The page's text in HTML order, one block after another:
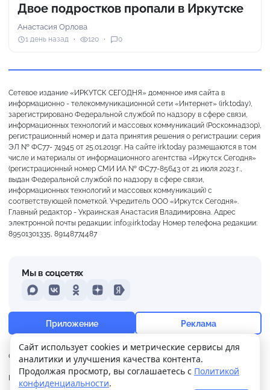
+17° Ощущается как +17
21 м/с 759 мм 74%
Двое подростков пропали в Иркутске
Анастасия Орлова
1 день назад 120 0
Сетевое издание «ИРКУТСК СЕГОДНЯ» доменное имя сайта в
информационно - телекоммуникационной сети «Интернет» (irk.today),
зарегистрировано Федеральной службой по надзору в сфере связи,
информационных технологий и массовых коммуникаций (Роскомнадзор),
регистрационный номер и дата принятия решения о регистрации: серия
ЭЛ № ФС77- 74945 от 25.01.2019г. На сайте irk.today размещаются в том
числе и материалы от информационного агентства «Иркутск Сегодня»
(регистрационный номер СМИ ИА № ФС77-85643 от 21 июля 2023 г.,
выдан Федеральной службой по надзору в сфере связи,
информационных технологий и массовых коммуникаций) с
соответствующей пометкой. Учредитель ООО «Иркутск Сегодня».
Главный редактор - Украинская Анастасия Владимировна. Адрес
электронной почты редакции: info@irk.today Номер телефона редакции:
89501301335, 89148774487
О нас Контакты Прислать новость
Реклама
Политика
конфиденциальности
Мы в соцсетях
MAXVKontakteOdnoklassniki
DzenYandex
Приложение Реклама
Сайт использует cookies и метрические сервисы для
аналитики и улучшения качества контента.
Продолжая просмотр, вы соглашаетесь с Политикой
конфиденциальности.